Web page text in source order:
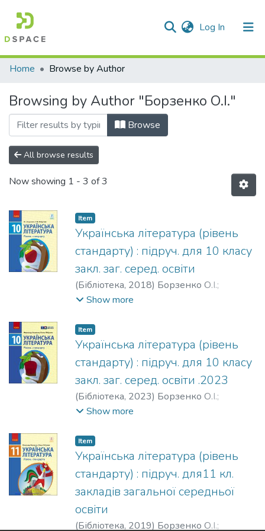
Log In (current)
Communities & Collections
Home Browse by Author
Browsing by Author "Борзенко О.І."
Browse
All browse results
Now showing 1 - 3 of 3
Item
Українська література (рівень
стандарту) : підруч. для 10 класу
закл. заг. серед. освіти
(Бібліотека, 2018) Борзенко О.І.;
Лобусова О.В.
Show more
Item
Українська література (рівень
стандарту) : підруч. для 10 класу
закл. заг. серед. освіти .2023
(Бібліотека, 2023) Борзенко О.І.;
Лобусова О.В.
Show more
Item
Українська література (рівень
стандарту) : підруч. для11 кл.
закладів загальної середньої
освіти
(Бібліотека, 2019) Борзенко О.І.;